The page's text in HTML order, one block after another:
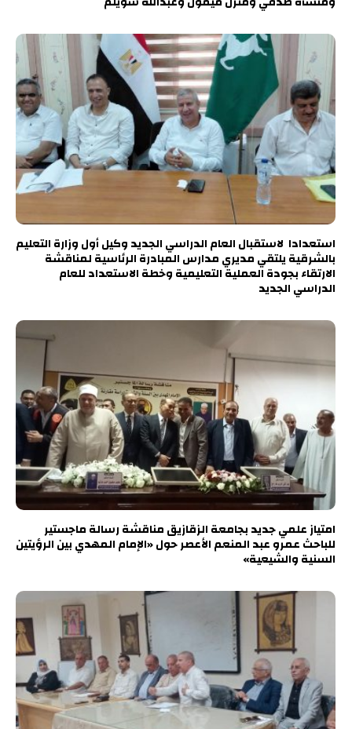
استعدادا لاستقبال العام الدراسي الجديد وكيل أول وزارة التعليم
بالشرقية يلتقي مديري مدارس المبادرة الرئاسية لمناقشة
الارتقاء بجودة العملية التعليمية وخطة الاستعداد للعام
الدراسي الجديد
امتياز علمي جديد بجامعة الزقازيق مناقشة رسالة ماجستير
للباحث عمرو عبد المنعم الأعصر حول «الإمام المهدي بين الرؤيتين
السنية والشيعية»